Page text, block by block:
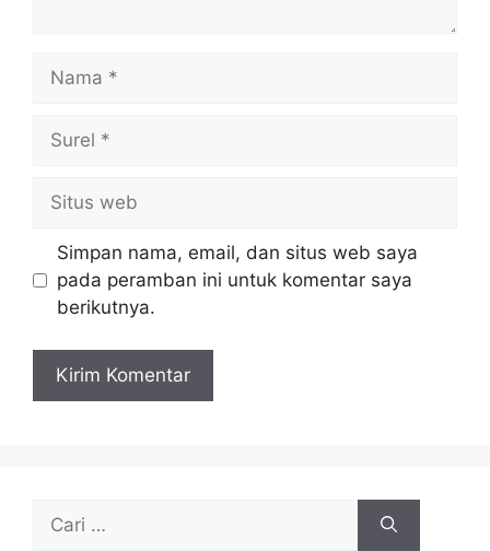
Nama
Surel
Situs
web
Simpan nama, email, dan situs web saya
pada peramban ini untuk komentar saya
berikutnya.
untuk: